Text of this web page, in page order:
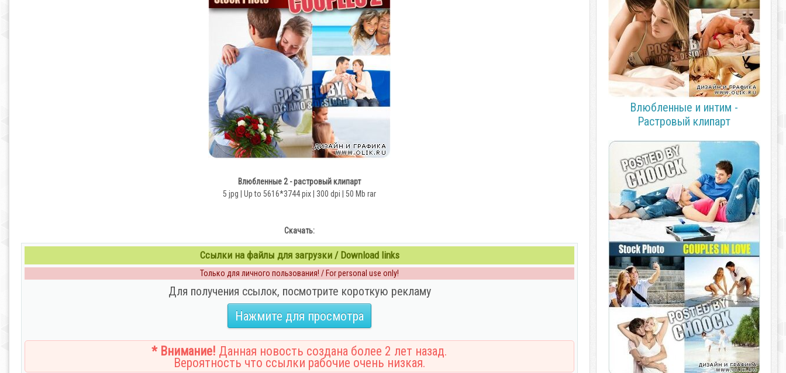
Влюбленные 2 - растровый клипарт
5 jpg | Up to 5616*3744 pix | 300 dpi | 50 Mb rar
Скачать:
Ссылки на файлы для загрузки / Download links
Только для личного пользования! / For personal use only!
Для получения ссылок, посмотрите короткую рекламу
Нажмите для просмотра
* Внимание! Данная новость создана более 2 лет назад.
Вероятность что ссылки рабочие очень низкая.
Влюбленные и интим -
Растровый клипарт